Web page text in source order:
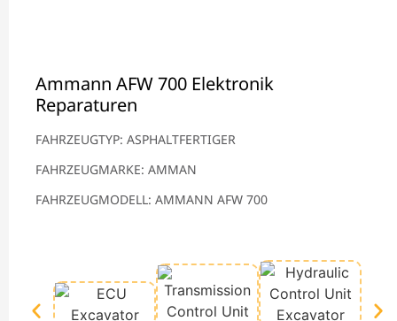
Ammann AFW 700 Elektronik
Reparaturen
FAHRZEUGTYP: ASPHALTFERTIGER
FAHRZEUGMARKE: AMMAN
FAHRZEUGMODELL: AMMANN AFW 700